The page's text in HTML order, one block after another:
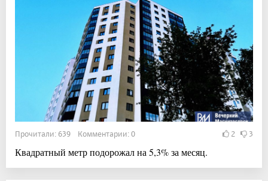
Прочитали: 639 Комментарии: 0 2 3
Квадратный метр подорожал на 5,3% за месяц.